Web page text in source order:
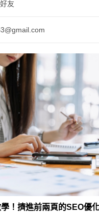
友
！擠進前兩頁的SEO優